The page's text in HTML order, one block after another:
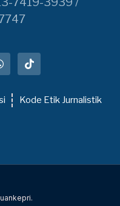
Kode Etik Jurnalistik